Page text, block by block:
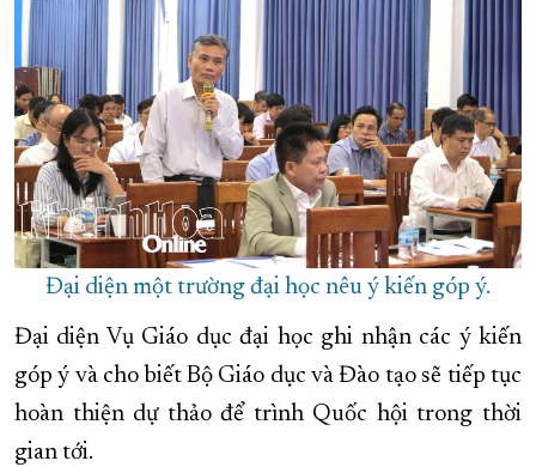
Đại diện một trường đại học nêu ý kiến góp ý.
Đại diện Vụ Giáo dục đại học ghi nhận các ý kiến
góp ý và cho biết Bộ Giáo dục và Đào tạo sẽ tiếp tục
hoàn thiện dự thảo để trình Quốc hội trong thời
gian tới.